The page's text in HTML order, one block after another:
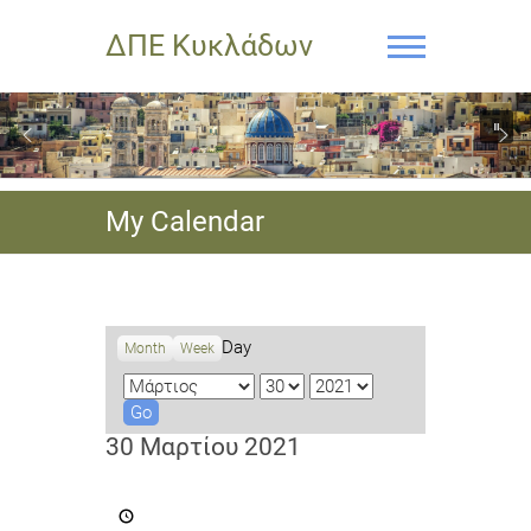
ΔΠΕ Κυκλάδων
My Calendar
Month Week Day
M
o
n
D
y
Y
a
30 Μαρτίου 2021
συμμετοχής